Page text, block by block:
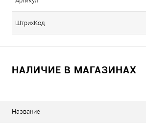
ШтрихКод
НАЛИЧИЕ В МАГАЗИНАХ
Название